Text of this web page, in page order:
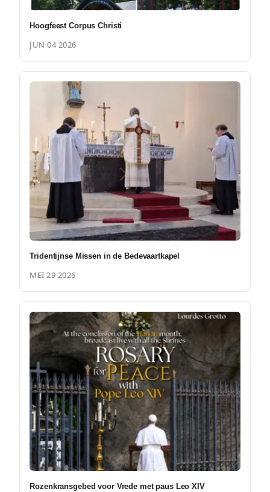
Hoogfeest Corpus Christi
JUN 04 2026
Tridentijnse Missen in de Bedevaartkapel
MEI 29 2026
Rozenkransgebed voor Vrede met paus Leo XIV